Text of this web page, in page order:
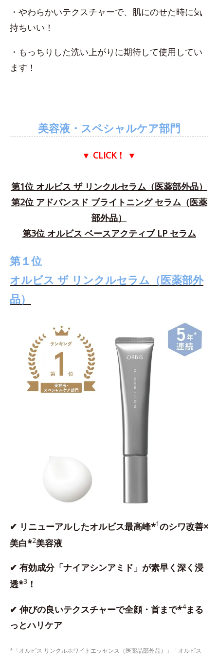
・やわらかいテクスチャーで、肌にのせた時に気
持ちいい！
・もっちりした洗い上がりに期待して使用してい
ます！
美容液・スペシャルケア部門
▼ CLICK！ ▼
第1位 オルビス ザ リンクルセラム（医薬部外品）
第2位 アドバンスド ブライトニング セラム（医薬
部外品）
第3位 オルビス ベースアクティブ LP セラム
第１位
オルビス ザ リンクルセラム（医薬部外
品）
✔ リニューアルしたオルビス最高峰*1のシワ改善×
美白*2美容液
✔ 有効成分「ナイアシンアミド」が素早く深く浸
透*3 ！
✔ 伸びの良いテクスチャーで全顔・首まで*4まる
っとハリケア
*「オルビス リンクルホワイトエッセンス（医薬品部外品）」「オルビス